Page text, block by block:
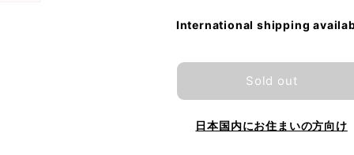
International shipping
Sold out
日本国内にお住まいの方向け